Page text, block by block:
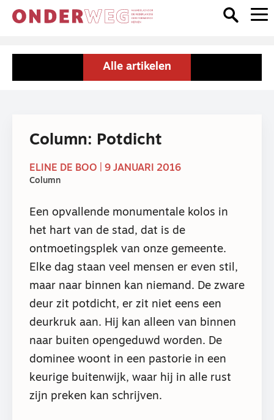
Alle artikelen
Column: Potdicht
ELINE DE BOO | 9 JANUARI 2016
Column
Een opvallende monumentale kolos in
het hart van de stad, dat is de
ontmoetingsplek van onze gemeente.
Elke dag staan veel mensen er even stil,
maar naar binnen kan niemand. De zware
deur zit potdicht, er zit niet eens een
deurkruk aan. Hij kan alleen van binnen
naar buiten opengeduwd worden. De
dominee woont in een pastorie in een
keurige buitenwijk, waar hij in alle rust
zijn preken kan schrijven.